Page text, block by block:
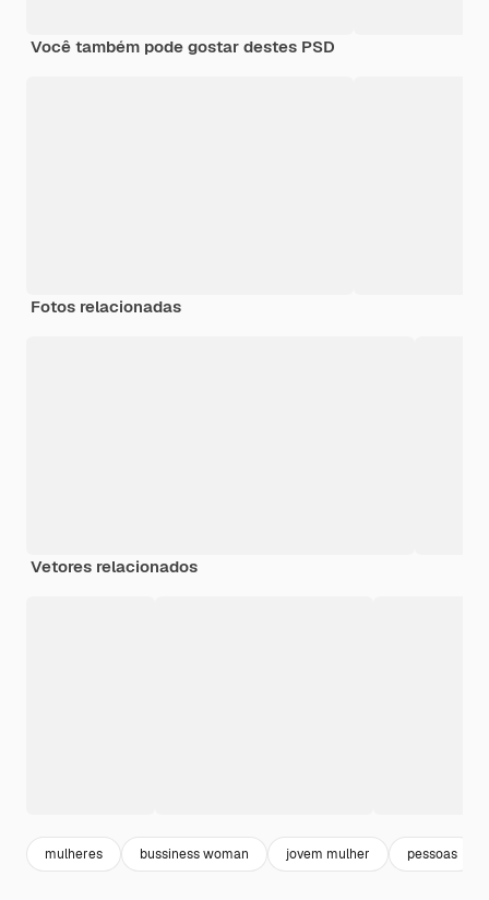
Você também pode gostar destes PSD
Fotos relacionadas
Vetores relacionados
mulheres bussiness woman jovem mulher pessoas